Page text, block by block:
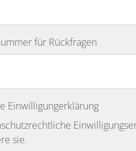
für Rückfragen
Einwilligungerklärung
sie.